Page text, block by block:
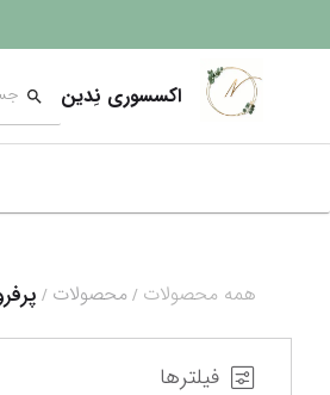
اکسسوری نِدین
همه محصولات / محصولات /
فیلترها